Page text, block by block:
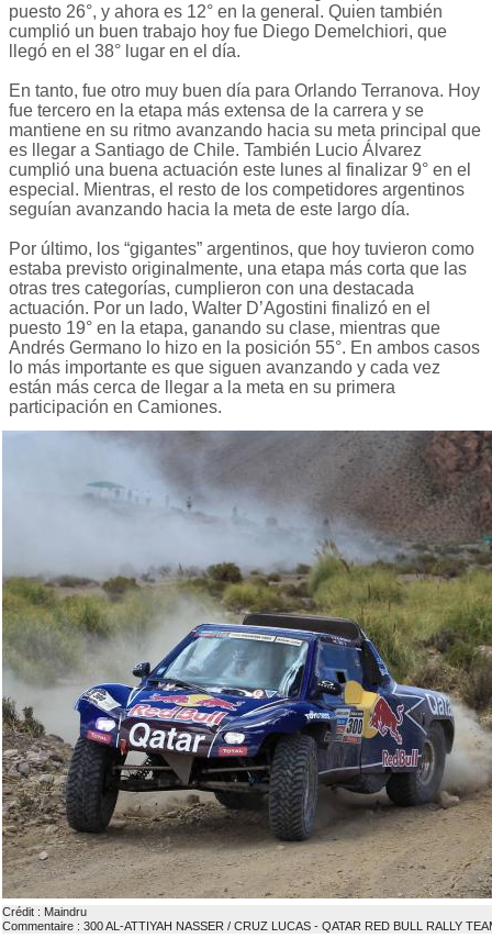
puesto 26°, y ahora es 12° en la general. Quien también
cumplió un buen trabajo hoy fue Diego Demelchiori, que
llegó en el 38° lugar en el día.
En tanto, fue otro muy buen día para Orlando Terranova. Hoy
fue tercero en la etapa más extensa de la carrera y se
mantiene en su ritmo avanzando hacia su meta principal que
es llegar a Santiago de Chile. También Lucio Álvarez
cumplió una buena actuación este lunes al finalizar 9° en el
especial. Mientras, el resto de los competidores argentinos
seguían avanzando hacia la meta de este largo día.
Por último, los “gigantes” argentinos, que hoy tuvieron como
estaba previsto originalmente, una etapa más corta que las
otras tres categorías, cumplieron con una destacada
actuación. Por un lado, Walter D’Agostini finalizó en el
puesto 19° en la etapa, ganando su clase, mientras que
Andrés Germano lo hizo en la posición 55°. En ambos casos
lo más importante es que siguen avanzando y cada vez
están más cerca de llegar a la meta en su primera
participación en Camiones.
Crédit : Maindru
Commentaire : 300 AL-ATTIYAH NASSER / CRUZ LUCAS - QATAR RED BULL RALLY